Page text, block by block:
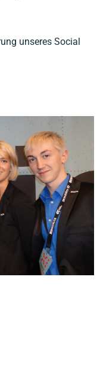
unseres Social